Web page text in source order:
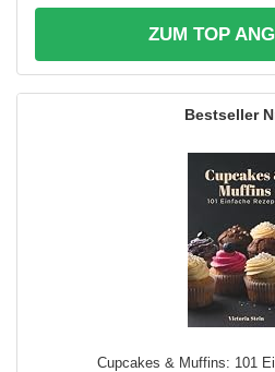
ZUM TOP
Cupcakes & Muffins: 101